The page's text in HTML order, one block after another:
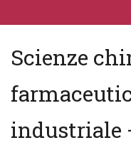
Scienze
industriale